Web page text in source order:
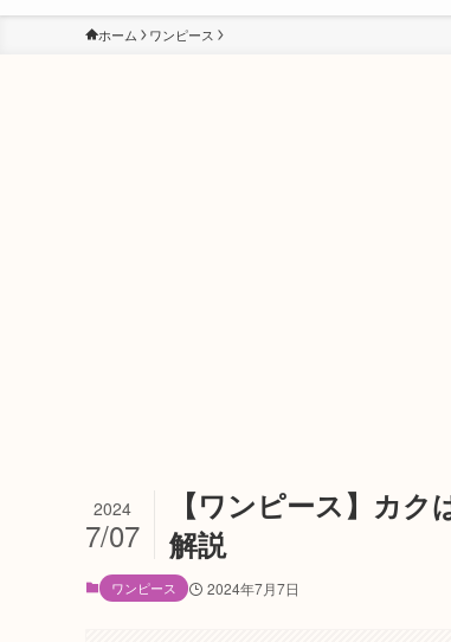
ホーム ワンピース
【ワンピース】カ
解説
2024
7/07
ワンピース 2024年7月7日